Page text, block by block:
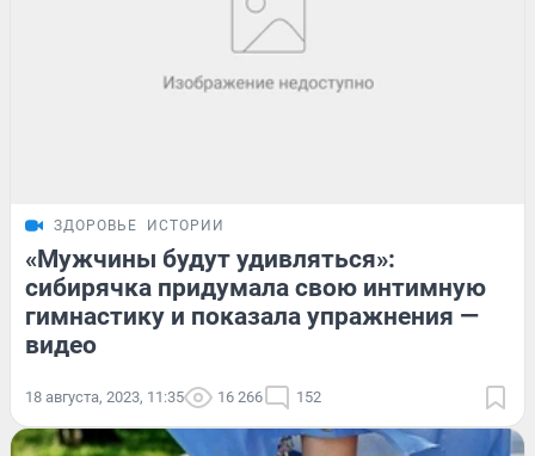
ЗДОРОВЬЕ ИСТОРИИ
«Мужчины будут удивляться»:
сибирячка придумала свою интимную
гимнастику и показала упражнения —
видео
18 августа, 2023, 11:35 16 266 152